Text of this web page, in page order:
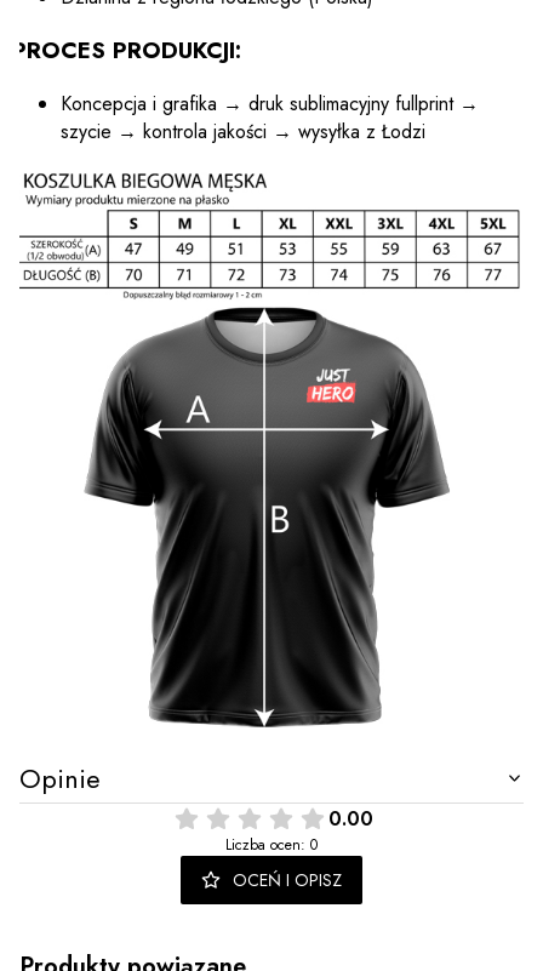
PROCES PRODUKCJI:
Koncepcja i grafika → druk sublimacyjny fullprint →
szycie → kontrola jakości → wysyłka z Łodzi
Opinie
0.00
Liczba ocen: 0
OCEŃ I OPISZ